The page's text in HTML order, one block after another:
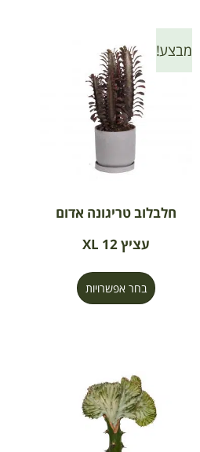
מבצע!
חלבלוב טריגונה אדום
עציץ 12 XL
בחר אפשרויות